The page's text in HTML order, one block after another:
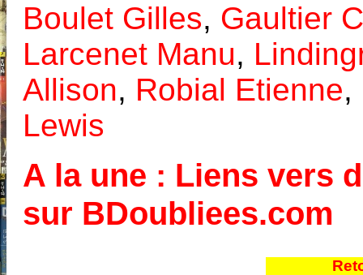
Boulet Gilles, Gaultier
Larcenet Manu,
Allison, Robial Etienne,
Lewis
A la une : Liens vers
sur BDoubliees.com